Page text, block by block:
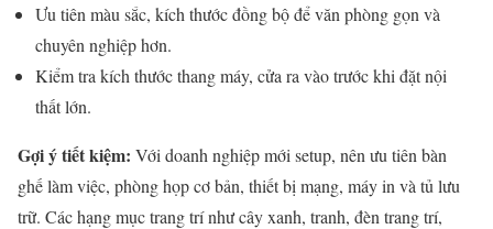
Ưu tiên màu sắc, kích thước đồng bộ để văn phòng gọn và
chuyên nghiệp hơn.
Kiểm tra kích thước thang máy, cửa ra vào trước khi đặt nội
thất lớn.
Gợi ý tiết kiệm: Với doanh nghiệp mới setup, nên ưu tiên bàn
ghế làm việc, phòng họp cơ bản, thiết bị mạng, máy in và tủ lưu
trữ. Các hạng mục trang trí như cây xanh, tranh, đèn trang trí,